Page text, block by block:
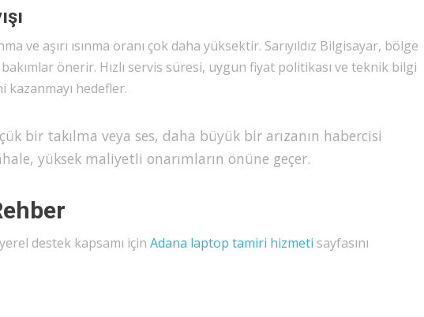
ve aşırı ısınma oranı çok daha yüksektir. Sarıyıldız Bilgisayar, bölge
önerir. Hızlı servis süresi, uygun fiyat politikası ve teknik bilgi
hedefler.
bir takılma veya ses, daha büyük bir arızanın habercisi
yüksek maliyetli onarımların önüne geçer.
destek kapsamı için Adana laptop tamiri hizmeti sayfasını